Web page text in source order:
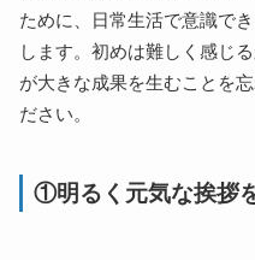
ために、日常生活で意識で
します。初めは難しく感じ
が大きな成果を生むことを
ださい。
①明るく元気な挨拶